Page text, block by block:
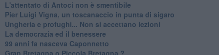
L'attentato di Antoci non è smentibile
Pier Luigi Vigna, un toscanaccio in punta di sigaro
Ungheria e profughi... Non si accettano lezioni
La democrazia ed il benessere
99 anni fa nasceva Caponnetto
Gran Bretagna o Piccola Bretagna ?